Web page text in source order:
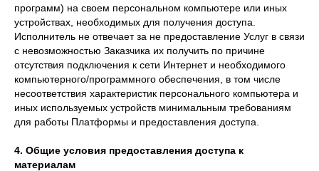
программ) на своем персональном компьютере или иных
устройствах, необходимых для получения доступа.
Исполнитель не отвечает за не предоставление Услуг в связи
с невозможностью Заказчика их получить по причине
отсутствия подключения к сети Интернет и необходимого
компьютерного/программного обеспечения, в том числе
несоответствия характеристик персонального компьютера и
иных используемых устройств минимальным требованиям
для работы Платформы и предоставления доступа.
4. Общие условия предоставления доступа к
материалам